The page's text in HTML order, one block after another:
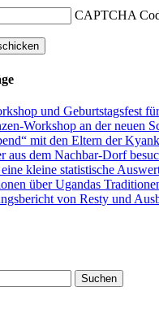
CAPTCHA
und Geburtstagsfest
Workshop an der neuen
mit den Eltern der
aus dem Nachbar-Dorf
kleine statistische
über Ugandas
von Resty und